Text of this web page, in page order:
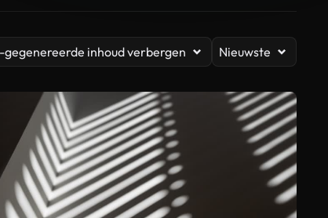
gegenereerde inhoud verbergen Nieuwste